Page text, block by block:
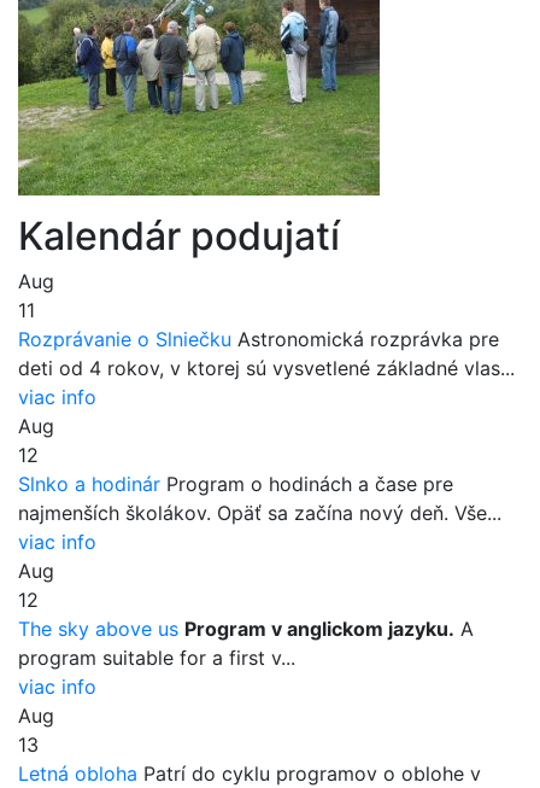
Kalendár podujatí
Aug
11
Rozprávanie o Slniečku Astronomická rozprávka pre
deti od 4 rokov, v ktorej sú vysvetlené základné vlas...
viac info
Aug
12
Slnko a hodinár Program o hodinách a čase pre
najmenších školákov. Opäť sa začína nový deň. Vše...
viac info
Aug
12
The sky above us Program v anglickom jazyku. A
program suitable for a first v...
viac info
Aug
13
Letná obloha Patrí do cyklu programov o oblohe v